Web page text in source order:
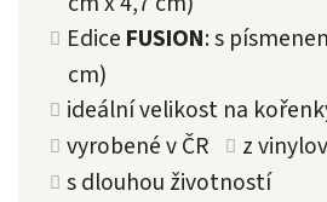
Edice FUSION: s
cm)
ideální velikost na
vyrobené v ČR
z
s dlouhou životností